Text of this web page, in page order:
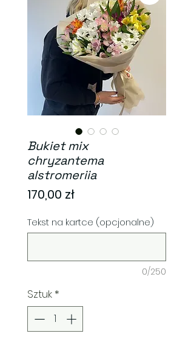
Bukiet mix
chryzantema
alstromeriia
170,00 złCena
Tekst na kartce (opcjonalne)
0/250
Sztuk *